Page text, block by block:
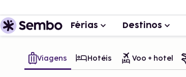
Férias Destinos
Viagens Hotéis Voo + hotel